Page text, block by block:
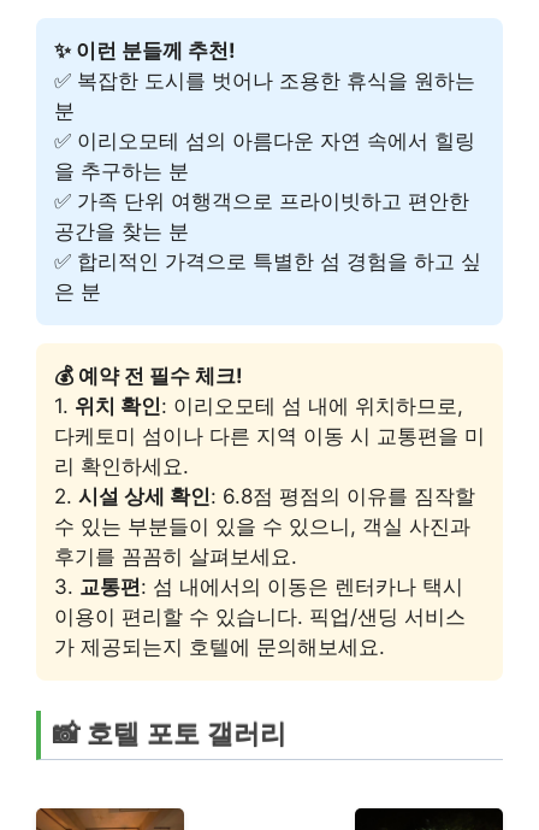
✨ 이런 분들께 추천!
✅ 복잡한 도시를 벗어나 조용한 휴식을 원하는
분
✅ 이리오모테 섬의 아름다운 자연 속에서 힐링
을 추구하는 분
✅ 가족 단위 여행객으로 프라이빗하고 편안한
공간을 찾는 분
✅ 합리적인 가격으로 특별한 섬 경험을 하고 싶
은 분
💰 예약 전 필수 체크!
1. 위치 확인: 이리오모테 섬 내에 위치하므로,
다케토미 섬이나 다른 지역 이동 시 교통편을 미
리 확인하세요.
2. 시설 상세 확인: 6.8점 평점의 이유를 짐작할
수 있는 부분들이 있을 수 있으니, 객실 사진과
후기를 꼼꼼히 살펴보세요.
3. 교통편: 섬 내에서의 이동은 렌터카나 택시
이용이 편리할 수 있습니다. 픽업/샌딩 서비스
가 제공되는지 호텔에 문의해보세요.
📸 호텔 포토 갤러리